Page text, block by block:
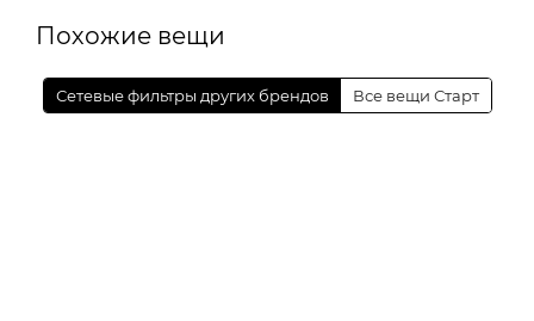
Похожие вещи
Сетевые фильтры других брендов Все вещи Старт